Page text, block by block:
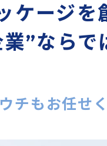
ケージを
”なら
チもお任せ